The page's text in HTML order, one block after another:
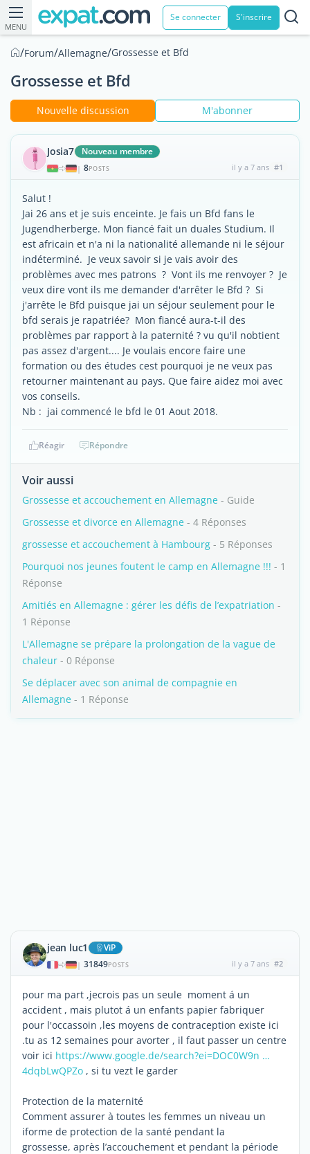
MENU
Se connecter S'inscrire
/Forum/Allemagne/Grossesse et Bfd
Grossesse et Bfd
Nouvelle discussion M'abonner
Josia7 Nouveau membre
| 8POSTS il y a 7 ans #1
Salut !
Jai 26 ans et je suis enceinte. Je fais un Bfd fans le
Jugendherberge. Mon fiancé fait un duales Studium. Il
est africain et n'a ni la nationalité allemande ni le séjour
indéterminé. Je veux savoir si je vais avoir des
problèmes avec mes patrons ? Vont ils me renvoyer ? Je
veux dire vont ils me demander d'arrêter le Bfd ? Si
j'arrête le Bfd puisque jai un séjour seulement pour le
bfd serais je rapatriée? Mon fiancé aura-t-il des
problèmes par rapport à la paternité ? vu qu'il nobtient
pas assez d'argent.... Je voulais encore faire une
formation ou des études cest pourquoi je ne veux pas
retourner maintenant au pays. Que faire aidez moi avec
vos conseils.
Nb : jai commencé le bfd le 01 Aout 2018.
Réagir Répondre
Voir aussi
Grossesse et accouchement en Allemagne - Guide
Grossesse et divorce en Allemagne - 4 Réponses
grossesse et accouchement à Hambourg - 5 Réponses
Pourquoi nos jeunes foutent le camp en Allemagne !!! - 1
Réponse
Amitiés en Allemagne : gérer les défis de l’expatriation -
1 Réponse
L'Allemagne se prépare la prolongation de la vague de
chaleur - 0 Réponse
Se déplacer avec son animal de compagnie en
Allemagne - 1 Réponse
jean luc1 ViP
| 31849POSTS il y a 7 ans #2
pour ma part ,jecrois pas un seule moment á un
accident , mais plutot á un enfants papier fabriquer
pour l'occassoin ,les moyens de contraception existe ici
.tu as 12 semaines pour avorter , il faut passer un centre
voir ici https://www.google.de/search?ei=DOC0W9n …
4dqbLwQPZo , si tu vezt le garder
Protection de la maternité
Comment assurer à toutes les femmes un niveau un
iforme de protection de la santé pendant la
grossesse, après l’accouchement et pendant la période